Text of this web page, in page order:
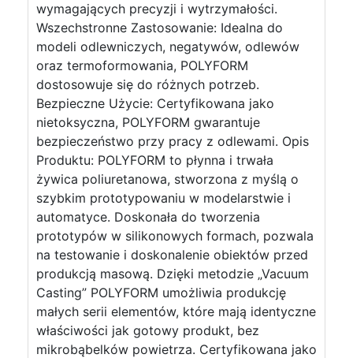
wymagających precyzji i wytrzymałości.
Wszechstronne Zastosowanie: Idealna do
modeli odlewniczych, negatywów, odlewów
oraz termoformowania, POLYFORM
dostosowuje się do różnych potrzeb.
Bezpieczne Użycie: Certyfikowana jako
nietoksyczna, POLYFORM gwarantuje
bezpieczeństwo przy pracy z odlewami. Opis
Produktu: POLYFORM to płynna i trwała
żywica poliuretanowa, stworzona z myślą o
szybkim prototypowaniu w modelarstwie i
automatyce. Doskonała do tworzenia
prototypów w silikonowych formach, pozwala
na testowanie i doskonalenie obiektów przed
produkcją masową. Dzięki metodzie „Vacuum
Casting” POLYFORM umożliwia produkcję
małych serii elementów, które mają identyczne
właściwości jak gotowy produkt, bez
mikrobąbelków powietrza. Certyfikowana jako